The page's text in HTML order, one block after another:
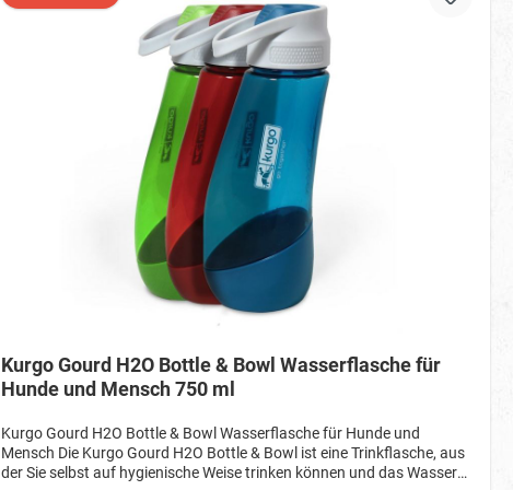
Kurgo Gourd H2O Bottle & Bowl Wasserflasche für
Hunde und Mensch 750 ml
Kurgo Gourd H2O Bottle & Bowl Wasserflasche für Hunde und
Mensch Die Kurgo Gourd H2O Bottle & Bowl ist eine Trinkflasche, aus
der Sie selbst auf hygienische Weise trinken können und das Wasser